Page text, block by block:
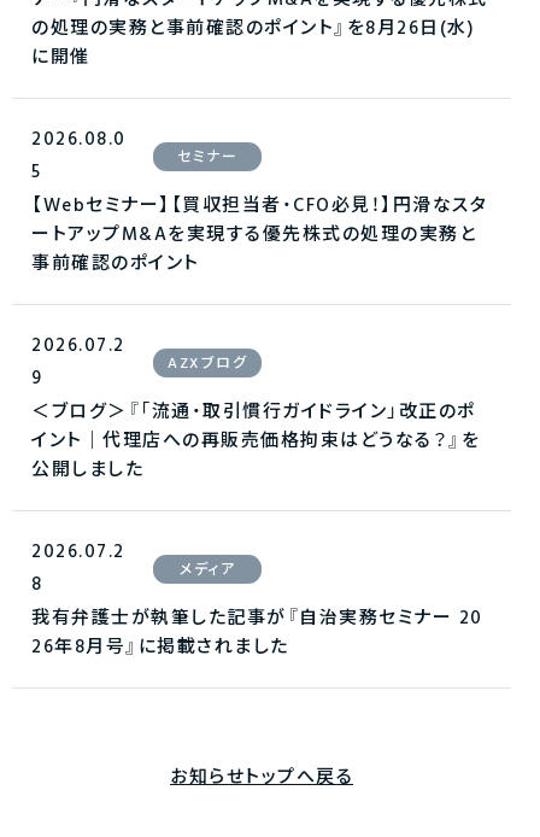
の処理の実務と事前確認のポイント』を8月26日(水)
に開催
2026.08.0
5
セミナー
【Webセミナー】【買収担当者・CFO必見！】円滑なスタ
ートアップM&Aを実現する優先株式の処理の実務と
事前確認のポイント
2026.07.2
9
AZXブログ
＜ブログ＞『「流通・取引慣行ガイドライン」改正のポ
イント｜代理店への再販売価格拘束はどうなる？』を
公開しました
2026.07.2
8
メディア
我有弁護士が執筆した記事が『自治実務セミナー 20
26年8月号』に掲載されました
お知らせトップへ戻る